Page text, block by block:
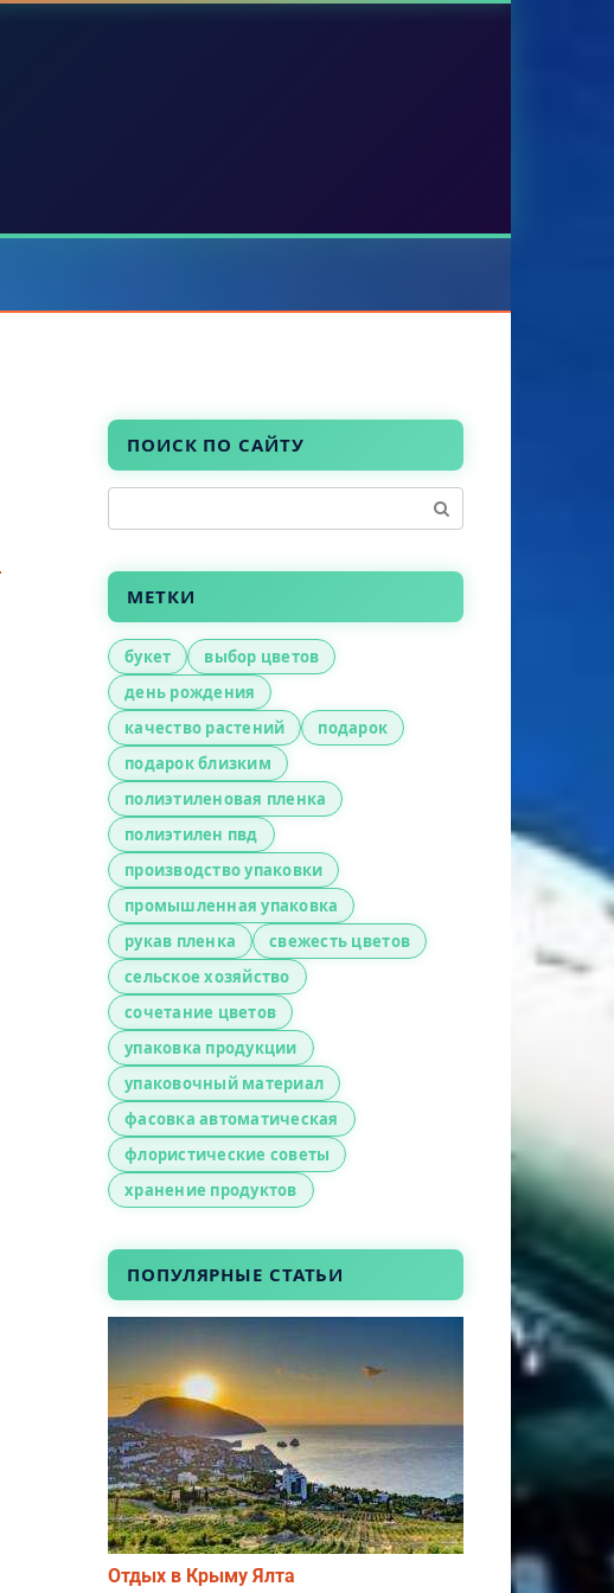
ПОИСК ПО САЙТУ
МЕТКИ
букет
выбор цветов
день рождения
качество растений
подарок
подарок близким
полиэтиленовая пленка
полиэтилен пвд
производство упаковки
промышленная упаковка
рукав пленка
свежесть цветов
сельское хозяйство
сочетание цветов
упаковка продукции
упаковочный материал
фасовка автоматическая
флористические советы
хранение продуктов
ПОПУЛЯРНЫЕ СТАТЬИ
Отдых в Крыму Ялта